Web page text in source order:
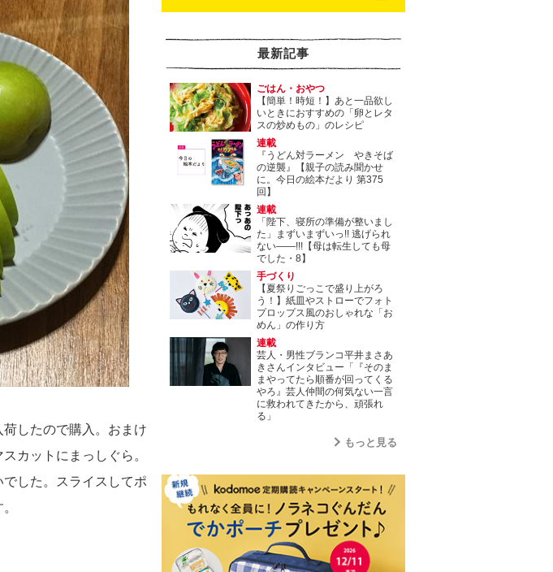
したので購入。おまけ
カットにまっしぐら。
した。スライスしてポ
最新記事
ごはん・おやつ
【簡単！時短！】あと一品欲し
いときにおすすめの「卵とレタ
スの炒めもの」のレシピ
連載
『うどん対ラーメン やきそば
の逆襲』【親子の読み聞かせ
に。今日の絵本だより 第375
回】
連載
「陛下、寝所の準備が整いまし
た」まずいまずいっ!! 逃げられ
ない――!!!【母は転生しても母
でした・8】
手づくり
【夏祭りごっこで盛り上がろ
う！】紙皿やストローでフォト
プロップス風のおしゃれな「お
めん」の作り方
連載
芸人・男性ブランコ平井まさあ
きさんインタビュー「『そのま
まやってたら順番が回ってくる
やろ』芸人仲間の何気ない一言
に救われてきたから、頑張れ
る」
もっと見る